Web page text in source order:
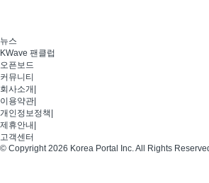
뉴스
KWave 팬클럽
오픈보드
커뮤니티
회사소개
이용약관
개인정보정책
제휴안내
고객센터
© Copyright 2026 Korea Portal Inc. All Rights